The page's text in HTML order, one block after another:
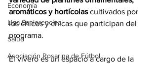
Economía
Liga Sanlorencina
Salud
Asociación Rosarina de Fútbol
aromáticos y hortícolas cultivados por
los chicos y chicas que participan del
programa.
El vivero es un espacio a cargo de la